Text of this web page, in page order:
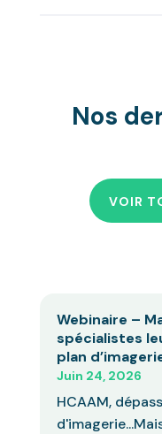
Nos
VOIR
Webinaire –
spécialistes
plan
Juin 24, 2026
HCAAM,